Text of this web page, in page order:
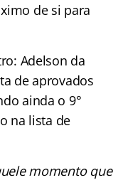
de si para
Adelson da
de aprovados
ainda o 9°
na lista de
momento que